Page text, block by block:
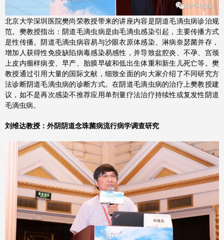
北京大学深圳医院樊尚荣教授带来的讲座内容是阴道毛滴虫病诊治规
范。樊教授指出：阴道毛滴虫病是由毛滴虫感染引起，主要传播方式
是性传播。阴道毛滴虫病容易与沙眼衣原体感染、淋病奈瑟菌并存，
增加人获得性免疫缺陷病毒感染易感性，并导致盆腔炎、不孕、宫颈
上皮内瘤样病变、早产、胎膜早破和低出生体重和新生儿死亡等。樊
教授通过引用大量的国际文献，细致全面的向大家介绍了不同研究方
法诊断阴道毛滴虫病的诊断方式。在阴道毛滴虫病的治疗上樊教授建
议，如不是再次感染不推荐应用单剂量疗法治疗持续性或复发性阴道
毛滴虫病。
刘维达教授：外阴阴道念珠菌病流行病学调查研究